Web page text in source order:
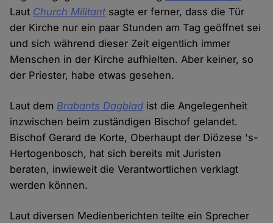
Laut Church Militantsagte er ferner, dass die Tür
der Kirche nur ein paar Stunden am Tag geöffnet sei
und sich während dieser Zeit eigentlich immer
Menschen in der Kirche aufhielten. Aber keiner, so
der Priester, habe etwas gesehen.
Laut dem Brabants Dagblad ist die Angelegenheit
inzwischen beim zuständigen Bischof gelandet.
Bischof Gerard de Korte, Oberhaupt der Diözese 's-
Hertogenbosch, hat sich bereits mit Juristen
beraten, inwieweit die Verantwortlichen verklagt
werden können.
Laut diversen Medienberichten teilte ein Sprecher